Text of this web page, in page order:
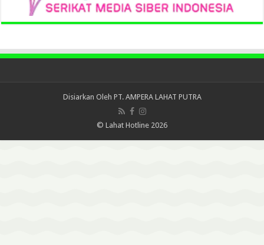
Disiarkan Oleh PT. AMPERA LAHAT PUTRA
© Lahat Hotline 2026